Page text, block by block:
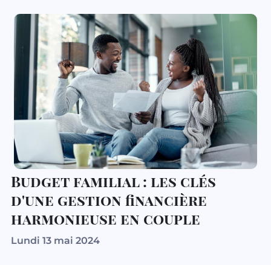
Budget familial: les clés
d'une gestion financière
harmonieuse en couple
Lundi 13 mai 2024